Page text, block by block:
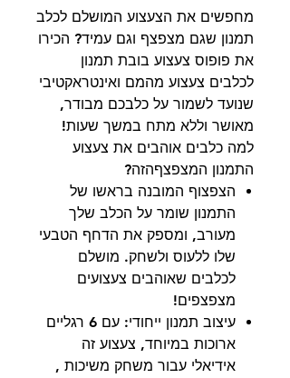
מחפשים את הצעצוע המושלם לכלב
תמנון שגם מצפצף וגם עמיד? הכירו
את פופוס צעצוע בובת תמנון
לכלבים צעצוע מהמם ואינטראקטיבי
שנועד לשמור על כלבכם מבודר,
מאושר וללא מתח במשך שעות!
למה כלבים אוהבים את צעצוע
התמנון המצפצףהזה?
הצפצוף המובנה בראשו של
התמנון שומר על הכלב שלך
מעורב, ומספק את הדחף הטבעי
שלו ללעוס ולשחק. מושלם
לכלבים שאוהבים צעצועים
מצפצפים!
עיצוב תמנון ייחודי: עם 6 רגליים
ארוכות במיוחד, צעצוע זה
אידיאלי עבור משחק משיכות ,